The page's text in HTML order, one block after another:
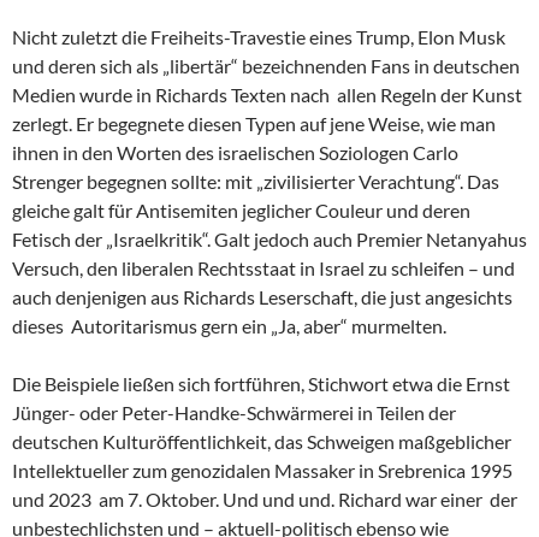
Nicht zuletzt die Freiheits-Travestie eines Trump, Elon Musk
und deren sich als „libertär“ bezeichnenden Fans in deutschen
Medien wurde in Richards Texten nach allen Regeln der Kunst
zerlegt. Er begegnete diesen Typen auf jene Weise, wie man
ihnen in den Worten des israelischen Soziologen Carlo
Strenger begegnen sollte: mit „zivilisierter Verachtung“. Das
gleiche galt für Antisemiten jeglicher Couleur und deren
Fetisch der „Israelkritik“. Galt jedoch auch Premier Netanyahus
Versuch, den liberalen Rechtsstaat in Israel zu schleifen – und
auch denjenigen aus Richards Leserschaft, die just angesichts
dieses Autoritarismus gern ein „Ja, aber“ murmelten.
Die Beispiele ließen sich fortführen, Stichwort etwa die Ernst
Jünger- oder Peter-Handke-Schwärmerei in Teilen der
deutschen Kulturöffentlichkeit, das Schweigen maßgeblicher
Intellektueller zum genozidalen Massaker in Srebrenica 1995
und 2023 am 7. Oktober. Und und und. Richard war einer der
unbestechlichsten und – aktuell-politisch ebenso wie